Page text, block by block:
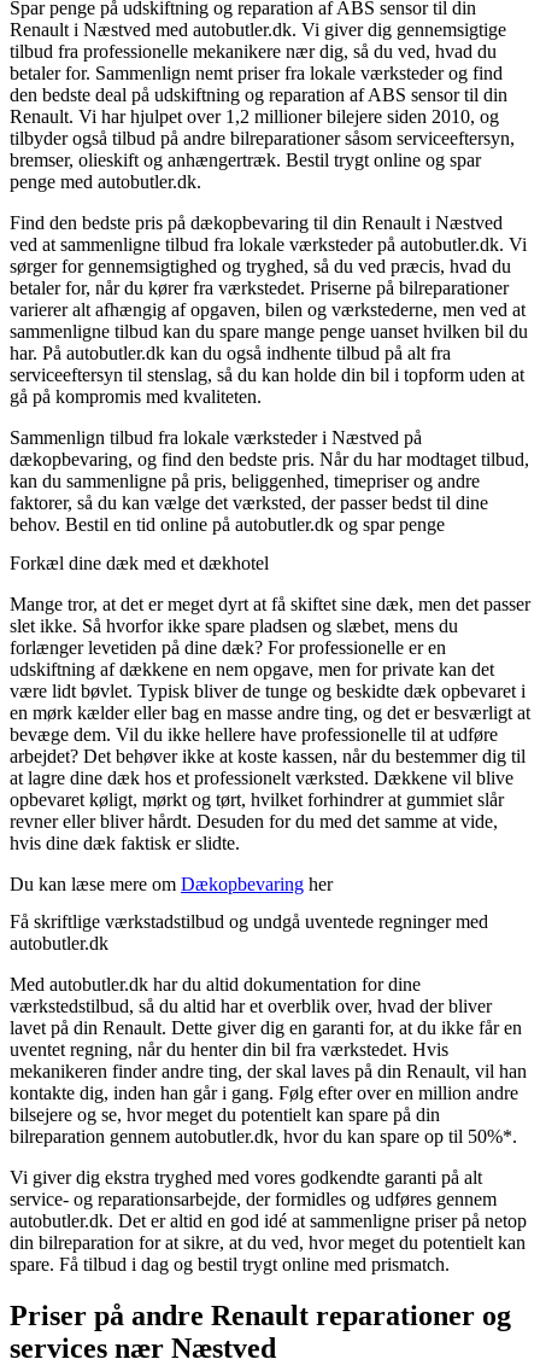
Spar penge på udskiftning og reparation af ABS sensor til din
Renault i Næstved med autobutler.dk. Vi giver dig gennemsigtige
tilbud fra professionelle mekanikere nær dig, så du ved, hvad du
betaler for. Sammenlign nemt priser fra lokale værksteder og find
den bedste deal på udskiftning og reparation af ABS sensor til din
Renault. Vi har hjulpet over 1,2 millioner bilejere siden 2010, og
tilbyder også tilbud på andre bilreparationer såsom serviceeftersyn,
bremser, olieskift og anhængertræk. Bestil trygt online og spar
penge med autobutler.dk.
Find den bedste pris på dækopbevaring til din Renault i Næstved
ved at sammenligne tilbud fra lokale værksteder på autobutler.dk. Vi
sørger for gennemsigtighed og tryghed, så du ved præcis, hvad du
betaler for, når du kører fra værkstedet. Priserne på bilreparationer
varierer alt afhængig af opgaven, bilen og værkstederne, men ved at
sammenligne tilbud kan du spare mange penge uanset hvilken bil du
har. På autobutler.dk kan du også indhente tilbud på alt fra
serviceeftersyn til stenslag, så du kan holde din bil i topform uden at
gå på kompromis med kvaliteten.
Sammenlign tilbud fra lokale værksteder i Næstved på
dækopbevaring, og find den bedste pris. Når du har modtaget tilbud,
kan du sammenligne på pris, beliggenhed, timepriser og andre
faktorer, så du kan vælge det værksted, der passer bedst til dine
behov. Bestil en tid online på autobutler.dk og spar penge
Forkæl dine dæk med et dækhotel
Mange tror, at det er meget dyrt at få skiftet sine dæk, men det passer
slet ikke. Så hvorfor ikke spare pladsen og slæbet, mens du
forlænger levetiden på dine dæk? For professionelle er en
udskiftning af dækkene en nem opgave, men for private kan det
være lidt bøvlet. Typisk bliver de tunge og beskidte dæk opbevaret i
en mørk kælder eller bag en masse andre ting, og det er besværligt at
bevæge dem. Vil du ikke hellere have professionelle til at udføre
arbejdet? Det behøver ikke at koste kassen, når du bestemmer dig til
at lagre dine dæk hos et professionelt værksted. Dækkene vil blive
opbevaret køligt, mørkt og tørt, hvilket forhindrer at gummiet slår
revner eller bliver hårdt. Desuden for du med det samme at vide,
hvis dine dæk faktisk er slidte.
Du kan læse mere om Dækopbevaring her
Få skriftlige værkstadstilbud og undgå uventede regninger med
autobutler.dk
Med autobutler.dk har du altid dokumentation for dine
værkstedstilbud, så du altid har et overblik over, hvad der bliver
lavet på din Renault. Dette giver dig en garanti for, at du ikke får en
uventet regning, når du henter din bil fra værkstedet. Hvis
mekanikeren finder andre ting, der skal laves på din Renault, vil han
kontakte dig, inden han går i gang. Følg efter over en million andre
bilsejere og se, hvor meget du potentielt kan spare på din
bilreparation gennem autobutler.dk, hvor du kan spare op til 50%*.
Vi giver dig ekstra tryghed med vores godkendte garanti på alt
service- og reparationsarbejde, der formidles og udføres gennem
autobutler.dk. Det er altid en god idé at sammenligne priser på netop
din bilreparation for at sikre, at du ved, hvor meget du potentielt kan
spare. Få tilbud i dag og bestil trygt online med prismatch.
Priser på andre Renault reparationer og
services nær Næstved